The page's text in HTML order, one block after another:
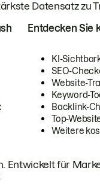
Datensatz zu
Entdecken Sie
KI-
SEO-
Website-
Keyword-
Backlink-
Top-
Weitere
Entwickelt für